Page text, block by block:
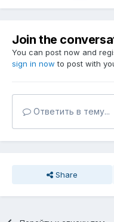
Join the
You can post now and
sign in now to post with
Ответить в тему...
Share